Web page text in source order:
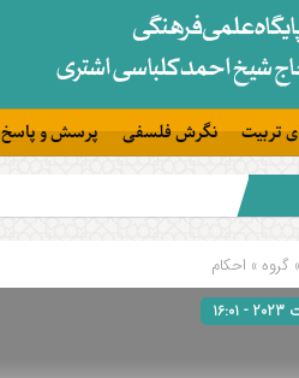
تربیت نگرش فلسفی پرسش و پاسخ
» گروه » احکام